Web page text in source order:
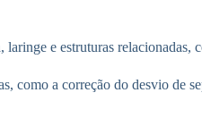
e estruturas relacionadas,
como a correção do desvio de